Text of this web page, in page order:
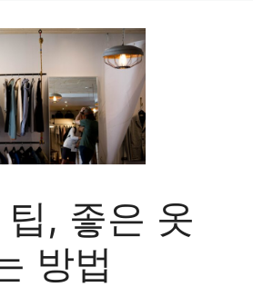
, 좋은 옷
방법